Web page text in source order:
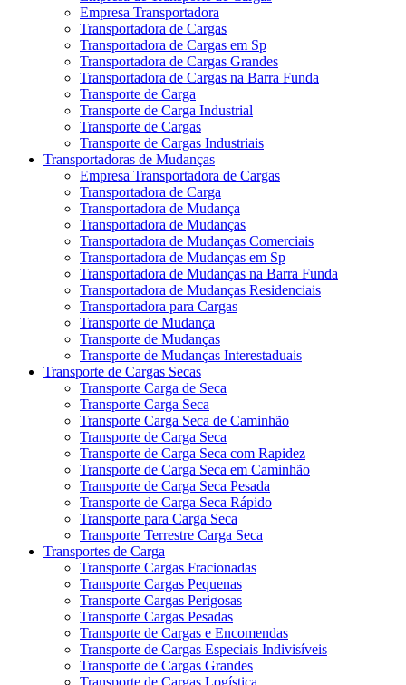
Empresa Transportadora
Transportadora de Cargas
Transportadora de Cargas em Sp
Transportadora de Cargas Grandes
Transportadora de Cargas na Barra Funda
Transporte de Carga
Transporte de Carga Industrial
Transporte de Cargas
Transporte de Cargas Industriais
Transportadoras de Mudanças
Empresa Transportadora de Cargas
Transportadora de Carga
Transportadora de Mudança
Transportadora de Mudanças
Transportadora de Mudanças Comerciais
Transportadora de Mudanças em Sp
Transportadora de Mudanças na Barra Funda
Transportadora de Mudanças Residenciais
Transportadora para Cargas
Transporte de Mudança
Transporte de Mudanças
Transporte de Mudanças Interestaduais
Transporte de Cargas Secas
Transporte Carga de Seca
Transporte Carga Seca
Transporte Carga Seca de Caminhão
Transporte de Carga Seca
Transporte de Carga Seca com Rapidez
Transporte de Carga Seca em Caminhão
Transporte de Carga Seca Pesada
Transporte de Carga Seca Rápido
Transporte para Carga Seca
Transporte Terrestre Carga Seca
Transportes de Carga
Transporte Cargas Fracionadas
Transporte Cargas Pequenas
Transporte Cargas Perigosas
Transporte Cargas Pesadas
Transporte de Cargas e Encomendas
Transporte de Cargas Especiais Indivisíveis
Transporte de Cargas Grandes
Transporte de Cargas Logística